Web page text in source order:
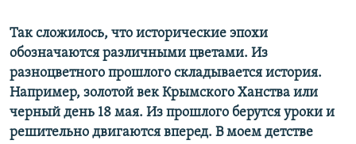
Так сложилось, что исторические эпохи
обозначаются различными цветами. Из
разноцветного прошлого складывается история.
Например, золотой век Крымского Ханства или
черный день 18 мая. Из прошлого берутся уроки и
решительно двигаются вперед. В моем детстве